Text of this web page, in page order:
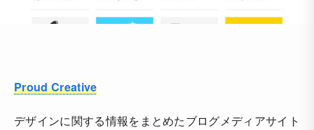
Proud Creative
デザインに関する情報をまとめたブログメディアサイト